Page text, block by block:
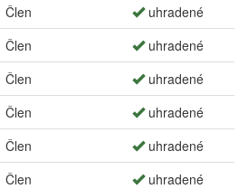
Člen
uhradené
Člen
uhradené
Člen
uhradené
Člen
uhradené
Člen
uhradené
Člen
uhradené